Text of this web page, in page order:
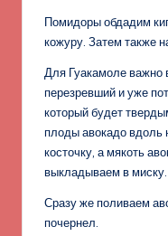
Помидоры обдадим
кожуру. Затем также
Для Гуакамоле важно
перезревший и уже
который будет
плоды авокадо вдоль
косточку, а мякоть
выкладываем в миску.
Сразу же поливаем
почернел.